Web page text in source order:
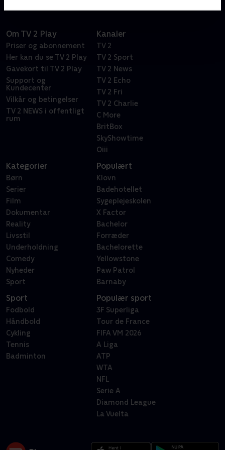
Om TV 2 Play
Priser og abonnement
Her kan du se TV 2 Play
Gavekort til TV 2 Play
Support og
Kundecenter
Vilkår og betingelser
TV 2 NEWS i offentligt
rum
Kanaler
TV 2
TV 2 Sport
TV 2 News
TV 2 Echo
TV 2 Fri
TV 2 Charlie
C More
BritBox
SkyShowtime
Oiii
Kategorier
Børn
Serier
Film
Dokumentar
Reality
Livsstil
Underholdning
Comedy
Nyheder
Sport
Populært
Klovn
Badehotellet
Sygeplejeskolen
X Factor
Bachelor
Forræder
Bachelorette
Yellowstone
Paw Patrol
Barnaby
Sport
Fodbold
Håndbold
Cykling
Tennis
Badminton
Populær sport
3F Superliga
Tour de France
FIFA VM 2026
A Liga
ATP
WTA
NFL
Serie A
Diamond League
La Vuelta